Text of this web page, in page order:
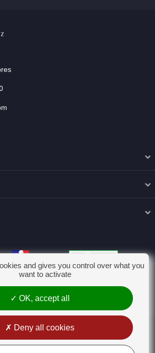
and gives you control over what you
want to activate
OK, accept all
Deny all cookies